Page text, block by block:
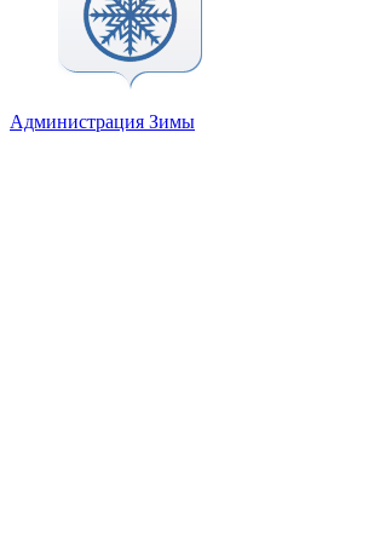
Администрация Зимы